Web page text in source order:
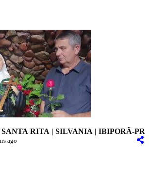
RITA | SILVANIA | IBIPORÃ-PR
ago